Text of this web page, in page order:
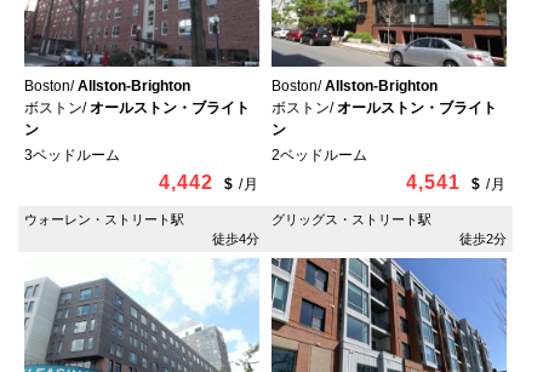
Boston/Allston-Brighton
ボストン/オールストン・ブライト
ン
3ベッドルーム
4,442 $ /月
ウォーレン・ストリート駅
徒歩4分
Boston/Allston-Brighton
ボストン/オールストン・ブライト
ン
2ベッドルーム
4,541 $ /月
グリッグス・ストリート駅
徒歩2分